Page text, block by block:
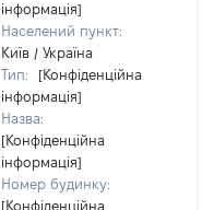
інформація]
Населений пункт:
Київ / Україна
Тип:
[Конфіденційна
інформація]
Назва:
[Конфіденційна
інформація]
Номер будинку:
[Конфіденційна